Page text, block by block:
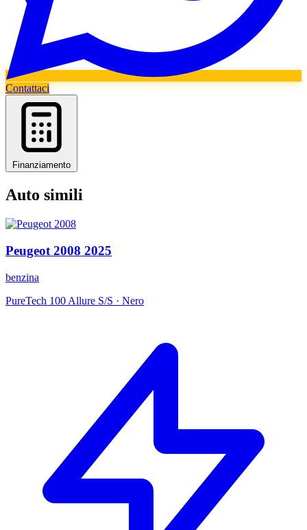
Contattaci
Finanziamento
Auto simili
Peugeot 2008 2025
benzina
PureTech 100 Allure S/S · Nero